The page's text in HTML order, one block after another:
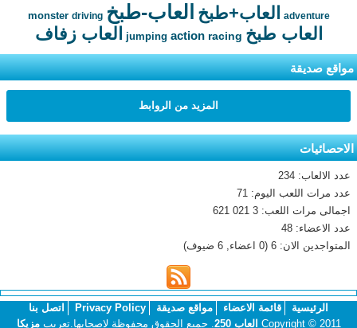
adventure العاب+طبخ العاب-طبخ monster driving
العاب طبخ jumping action racing العاب زفاف
مواقع صديقة
المزيد من الروابط
الاحصائيات
عدد الالعاب: 234
عدد مرات اللعب اليوم: 71
اجمالى مرات اللعب: 3 021 621
عدد الاعضاء: 48
المتواجدين الان: 6 (0 اعضاء, 6 ضيوف)
الرئيسية قائمة الاعضاء مواقع صديقة Privacy Policy
اتصل بنا
Copyright © 2011 العاب 250 . جميع الحقوق محفوظة لاصحابها.تعريبمزيكا